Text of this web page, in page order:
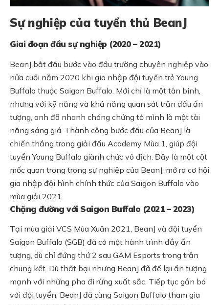
Sự nghiệp của tuyển thủ BeanJ
Giai đoạn đầu sự nghiệp (2020 – 2021)
BeanJ bắt đầu bước vào đấu trường chuyên nghiệp vào
nửa cuối năm 2020 khi gia nhập đội tuyển trẻ Young
Buffalo thuộc Saigon Buffalo. Mới chỉ là một tân binh,
nhưng với kỹ năng và khả năng quan sát trận đấu ấn
tượng, anh đã nhanh chóng chứng tỏ mình là một tài
năng sáng giá. Thành công bước đầu của BeanJ là
chiến thắng trong giải đấu Academy Mùa 1, giúp đội
tuyển Young Buffalo giành chức vô địch. Đây là một cột
mốc quan trọng trong sự nghiệp của BeanJ, mở ra cơ hội
gia nhập đội hình chính thức của Saigon Buffalo vào
mùa giải 2021.
Chặng đường với Saigon Buffalo (2021 – 2023)
Tại mùa giải VCS Mùa Xuân 2021, BeanJ và đội tuyển
Saigon Buffalo (SGB) đã có một hành trình đầy ấn
tượng, dù chỉ đứng thứ 2 sau GAM Esports trong trận
chung kết. Dù thất bại nhưng BeanJ đã để lại ấn tượng
mạnh với những pha đi rừng xuất sắc. Tiếp tục gắn bó
với đội tuyển, BeanJ đã cùng Saigon Buffalo tham gia